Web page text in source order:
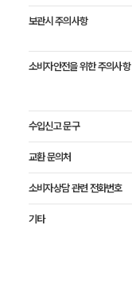
보관시 주의사항
소비자안전을 위한 주의사항
수입신고 문구
교환 문의처
소비자상담 관련 전화번호
기타